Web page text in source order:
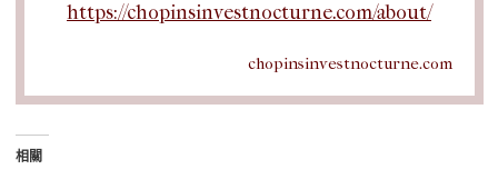
https://chopinsinvestnocturne.com/about/
chopinsinvestnocturne.com
相關